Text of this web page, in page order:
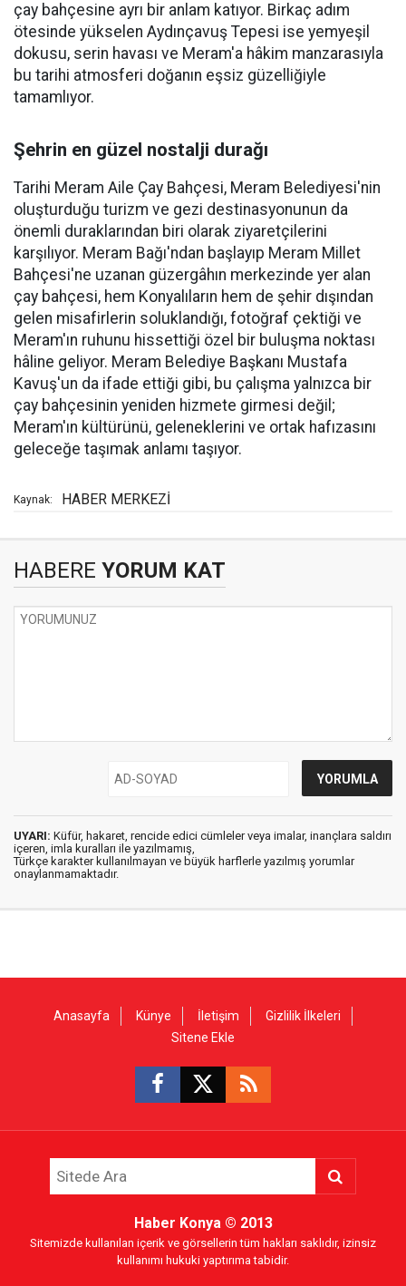
çay bahçesine ayrı bir anlam katıyor. Birkaç adım
ötesinde yükselen Aydınçavuş Tepesi ise yemyeşil
dokusu, serin havası ve Meram'a hâkim manzarasıyla
bu tarihi atmosferi doğanın eşsiz güzelliğiyle
tamamlıyor.
Şehrin en güzel nostalji durağı
Tarihi Meram Aile Çay Bahçesi, Meram Belediyesi'nin
oluşturduğu turizm ve gezi destinasyonunun da
önemli duraklarından biri olarak ziyaretçilerini
karşılıyor. Meram Bağı'ndan başlayıp Meram Millet
Bahçesi'ne uzanan güzergâhın merkezinde yer alan
çay bahçesi, hem Konyalıların hem de şehir dışından
gelen misafirlerin soluklandığı, fotoğraf çektiği ve
Meram'ın ruhunu hissettiği özel bir buluşma noktası
hâline geliyor. Meram Belediye Başkanı Mustafa
Kavuş'un da ifade ettiği gibi, bu çalışma yalnızca bir
çay bahçesinin yeniden hizmete girmesi değil;
Meram'ın kültürünü, geleneklerini ve ortak hafızasını
geleceğe taşımak anlamı taşıyor.
Kaynak: HABER MERKEZİ
HABERE YORUM KAT
UYARI: Küfür, hakaret, rencide edici cümleler veya imalar, inançlara saldırı
içeren, imla kuralları ile yazılmamış,
Türkçe karakter kullanılmayan ve büyük harflerle yazılmış yorumlar
onaylanmamaktadır.
Anasayfa Künye İletişim
Gizlilik İlkeleri
Sitene Ekle
Haber Konya© 2013
Sitemizde kullanılan içerik ve görsellerin tüm hakları saklıdır, izinsiz
kullanımı hukuki yaptırıma tabidir.